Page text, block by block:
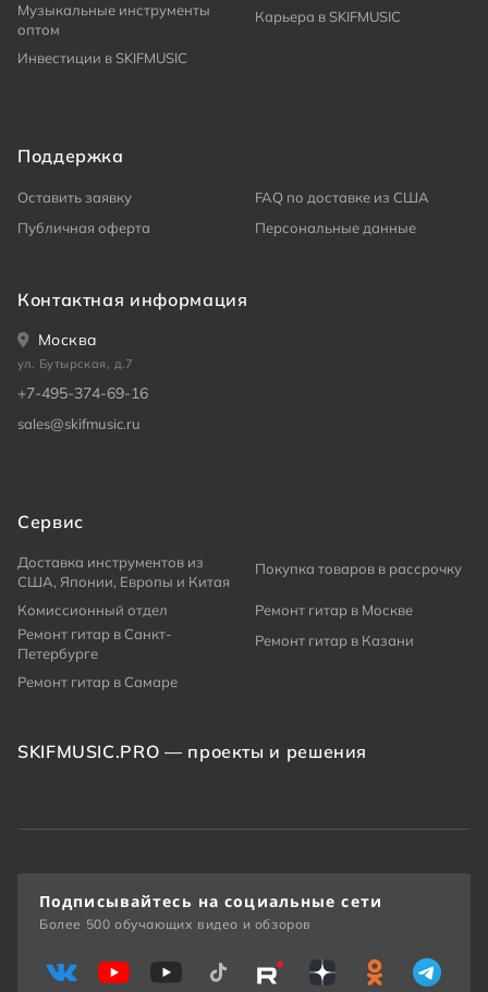
Музыкальные инструменты
оптом
Карьера в SKIFMUSIC
Инвестиции в SKIFMUSIC
Поддержка
Оставить заявку
FAQ по доставке из США
Публичная оферта
Персональные данные
Контактная информация
Москва
ул. Бутырская, д.7
+7-495-374-69-16
sales@skifmusic.ru
Сервис
Доставка инструментов из
США, Японии, Европы и Китая
Покупка товаров в рассрочку
Комиссионный отдел
Ремонт гитар в Москве
Ремонт гитар в Санкт-
Петербурге
Ремонт гитар в Казани
Ремонт гитар в Самаре
SKIFMUSIC.PRO — проекты и решения
Подписывайтесь на социальные сети
Более 500 обучающих видео и обзоров